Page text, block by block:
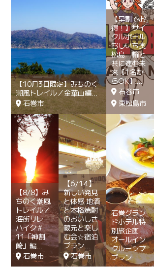
【10月3日限定】みちのく
潮風トレイル／金華山編
石巻市
【早割でお
得！】サイ
クルボール
おしいち奥
松島 輪と
共に進む未
来【1名か
らOK】
石巻市
東松島市
【8/8】み
ちのく潮風
トレイル／
海街リレー
ハイク＃
11「神割
崎」編
石巻市
【6/14】
新しい発見
と体感 地酒
と本格焼酎
のおいしさ
蔵元と楽し
む会☆宿泊
プラン
石巻市
石巻グラン
ドホテル特
別旅企画
オールイン
クルーシブ
プラン